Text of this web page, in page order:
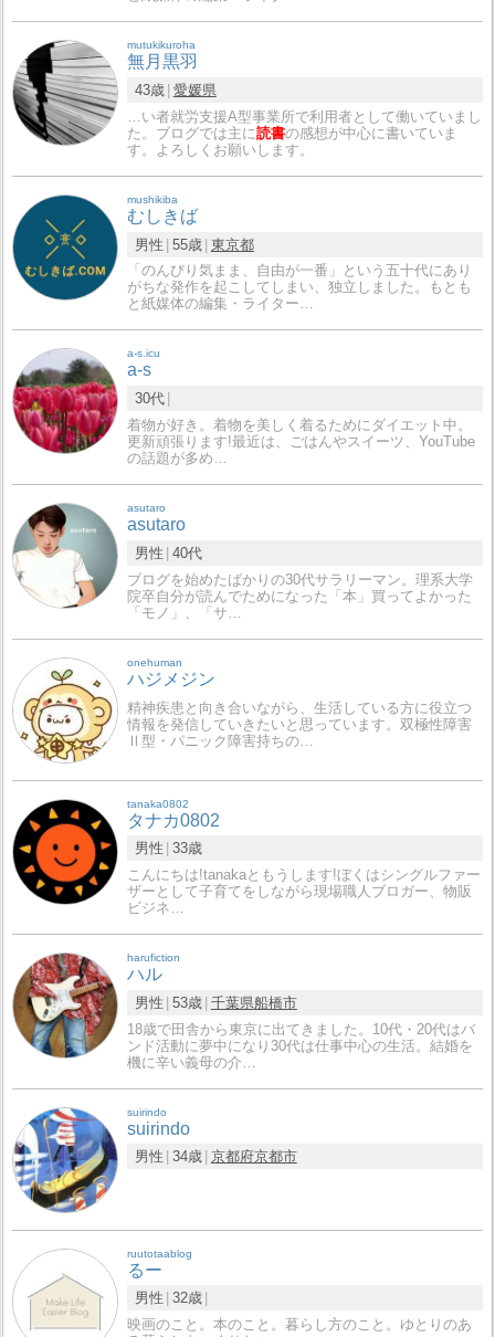
mutukikuroha
無月黒羽
43歳 愛媛県
…い者就労支援A型事業所で利用者として働いていまし
た。ブログでは主に読書の感想が中心に書いていま
す。よろしくお願いします。
mushikiba
むしきば
男性 55歳 東京都
「のんびり気まま、自由が一番」という五十代にあり
がちな発作を起こしてしまい、独立しました。もとも
と紙媒体の編集・ライター…
a-s.icu
a-s
30代
着物が好き。着物を美しく着るためにダイエット中。
更新頑張ります!最近は、ごはんやスイーツ、YouTube
の話題が多め…
asutaro
asutaro
男性 40代
ブログを始めたばかりの30代サラリーマン。理系大学
院卒自分が読んでためになった「本」買ってよかった
「モノ」、「サ…
onehuman
ハジメジン
精神疾患と向き合いながら、生活している方に役立つ
情報を発信していきたいと思っています。双極性障害
Ⅱ型・パニック障害持ちの…
tanaka0802
タナカ0802
男性 33歳
こんにちは!tanakaともうします!ぼくはシングルファー
ザーとして子育てをしながら現場職人ブロガー、物販
ビジネ…
harufiction
ハル
男性 53歳 千葉県船橋市
18歳で田舎から東京に出てきました。10代・20代はバ
ンド活動に夢中になり30代は仕事中心の生活。結婚を
機に辛い義母の介…
suirindo
suirindo
男性 34歳 京都府京都市
ruutotaablog
るー
男性 32歳
映画のこと。本のこと。暮らし方のこと。ゆとりのあ